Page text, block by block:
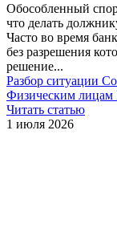
Обособленный
что делать
Часто во время
без разрешения
решение...
Разбор ситуации
Физическим лицам
Читать статью
1 июля 2026